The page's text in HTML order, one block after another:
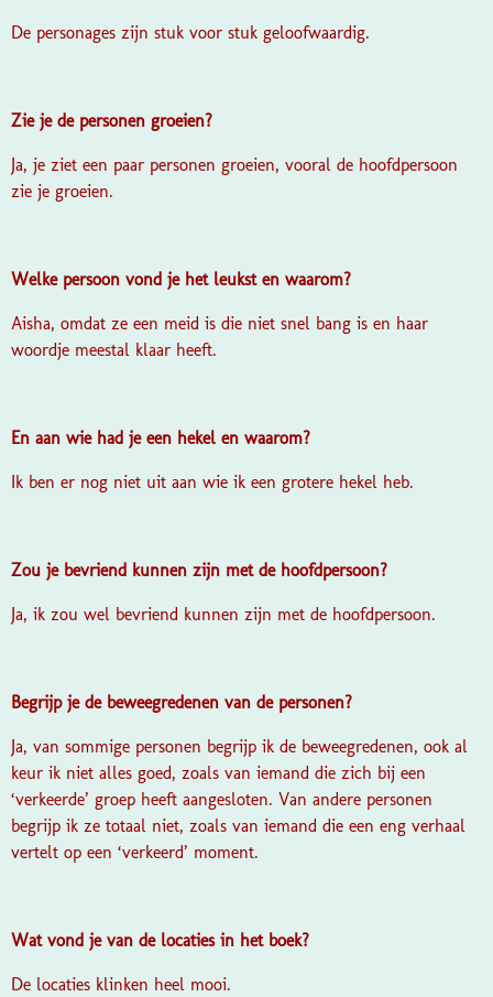
De personages zijn stuk voor stuk geloofwaardig.
Zie je de personen groeien?
Ja, je ziet een paar personen groeien, vooral de hoofdpersoon
zie je groeien.
Welke persoon vond je het leukst en waarom?
Aisha, omdat ze een meid is die niet snel bang is en haar
woordje meestal klaar heeft.
En aan wie had je een hekel en waarom?
Ik ben er nog niet uit aan wie ik een grotere hekel heb.
Zou je bevriend kunnen zijn met de hoofdpersoon?
Ja, ik zou wel bevriend kunnen zijn met de hoofdpersoon.
Begrijp je de beweegredenen van de personen?
Ja, van sommige personen begrijp ik de beweegredenen, ook al
keur ik niet alles goed, zoals van iemand die zich bij een
‘verkeerde’ groep heeft aangesloten. Van andere personen
begrijp ik ze totaal niet, zoals van iemand die een eng verhaal
vertelt op een ‘verkeerd’ moment.
Wat vond je van de locaties in het boek?
De locaties klinken heel mooi.